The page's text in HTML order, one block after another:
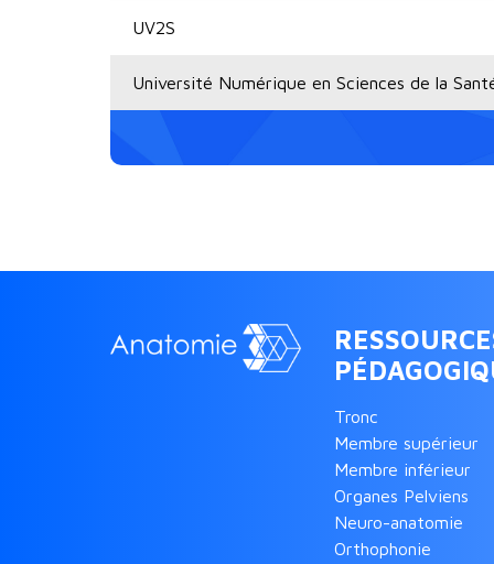
UV2S
Université Numérique en Sciences de la
Tronc
Membre supérieur
Membre inférieur
Organes Pelviens
Neuro-anatomie
Orthophonie